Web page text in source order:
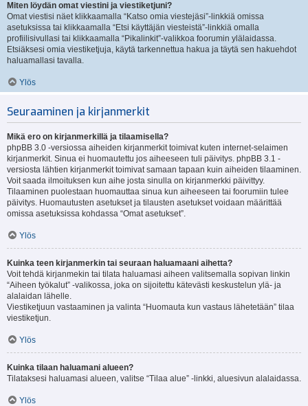
Miten löydän omat viestini ja viestiketjuni?
Omat viestisi näet klikkaamalla “Katso omia viestejäsi”-linkkiä omissa
asetuksissa tai klikkaamalla “Etsi käyttäjän viesteistä”-linkkiä omalla
profiilisivullasi tai klikkaamalla “Pikalinkit”-valikkoa foorumin ylälaidassa.
Etsiäksesi omia viestiketjuja, käytä tarkennettua hakua ja täytä sen hakuehdot
haluamallasi tavalla.
Ylös
Seuraaminen ja kirjanmerkit
Mikä ero on kirjanmerkillä ja tilaamisella?
phpBB 3.0 -versiossa aiheiden kirjanmerkit toimivat kuten internet-selaimen
kirjanmerkit. Sinua ei huomautettu jos aiheeseen tuli päivitys. phpBB 3.1 -
versiosta lähtien kirjanmerkit toimivat samaan tapaan kuin aiheiden tilaaminen.
Voit saada ilmoituksen kun aihe josta sinulla on kirjanmerkki päivittyy.
Tilaaminen puolestaan huomauttaa sinua kun aiheeseen tai foorumiin tulee
päivitys. Huomautusten asetukset ja tilausten asetukset voidaan määrittää
omissa asetuksissa kohdassa “Omat asetukset”.
Ylös
Kuinka teen kirjanmerkin tai seuraan haluamaani aihetta?
Voit tehdä kirjanmekin tai tilata haluamasi aiheen valitsemalla sopivan linkin
“Aiheen työkalut” -valikossa, joka on sijoitettu kätevästi keskustelun ylä- ja
alalaidan lähelle.
Viestiketjuun vastaaminen ja valinta “Huomauta kun vastaus lähetetään” tilaa
viestiketjun.
Ylös
Kuinka tilaan haluamani alueen?
Tilataksesi haluamasi alueen, valitse “Tilaa alue” -linkki, aluesivun alalaidassa.
Ylös